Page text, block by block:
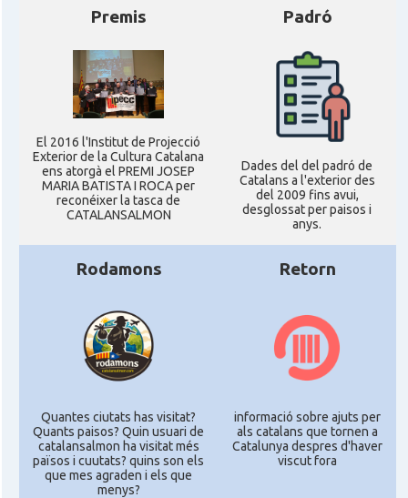
Premis
El 2016 l'Institut de Projecció
Exterior de la Cultura Catalana
ens atorgà el PREMI JOSEP
MARIA BATISTA I ROCA per
reconéixer la tasca de
CATALANSALMON
Padró
Dades del del padró de
Catalans a l'exterior des
del 2009 fins avui,
desglossat per paisos i
anys.
Rodamons
Quantes ciutats has visitat?
Quants paisos? Quin usuari de
catalansalmon ha visitat més
països i cuutats? quins son els
que mes agraden i els que
menys?
Retorn
informació sobre ajuts per
als catalans que tornen a
Catalunya despres d'haver
viscut fora